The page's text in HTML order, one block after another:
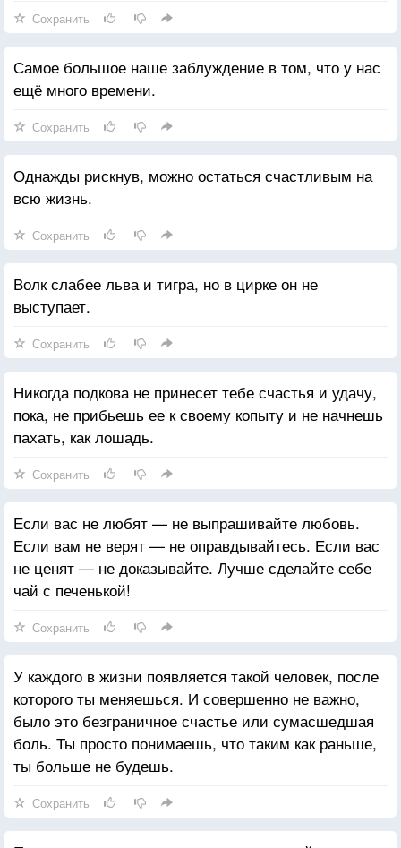
Сохранить
Самое большое наше заблуждение в том, что у нас
ещё много времени.
Сохранить
Однажды рискнув, можно остаться счастливым на
всю жизнь.
Сохранить
Волк слабее льва и тигра, но в цирке он не
выступает.
Сохранить
Никогда подкова не принесет тебе счастья и удачу,
пока, не прибьешь ее к своему копыту и не начнешь
пахать, как лошадь.
Сохранить
Если вас не любят — не выпрашивайте любовь.
Если вам не верят — не оправдывайтесь. Если вас
не ценят — не доказывайте. Лучше сделайте себе
чай с печенькой!
Сохранить
У каждого в жизни появляется такой человек, после
которого ты меняешься. И совершенно не важно,
было это безграничное счастье или сумасшедшая
боль. Ты просто понимаешь, что таким как раньше,
ты больше не будешь.
Сохранить